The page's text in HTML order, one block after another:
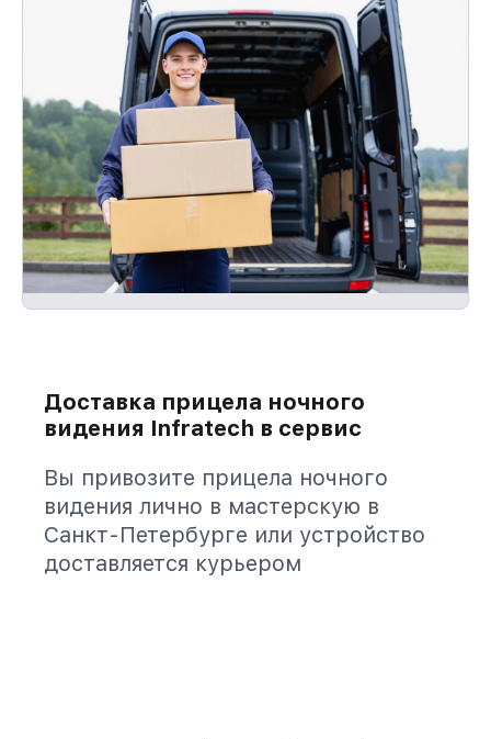
Доставка прицела ночного
видения Infratech в сервис
Вы привозите прицела ночного
видения лично в мастерскую в
Санкт-Петербурге или устройство
доставляется курьером